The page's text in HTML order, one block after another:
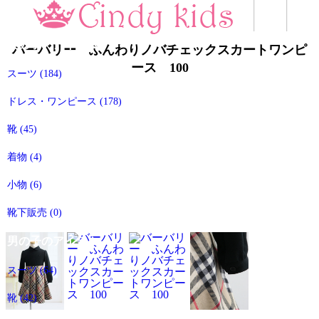
すべてのアイテム
女の子のアイテム
スーツ (184)
ドレス・ワンピース (178)
靴 (45)
着物 (4)
小物 (6)
靴下販売 (0)
男の子のアイテム
スーツ(64)
靴(42)
バーバリー ふんわりノバチェックスカートワンピ
ース 100